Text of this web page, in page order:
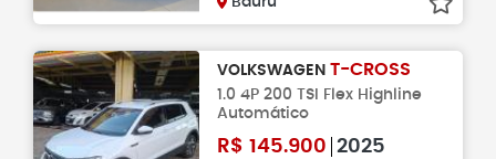
VOLKSWAGEN T-CROSS
1.0 4P 200 TSI Flex Highline
Automático
R$ 145.900 2025